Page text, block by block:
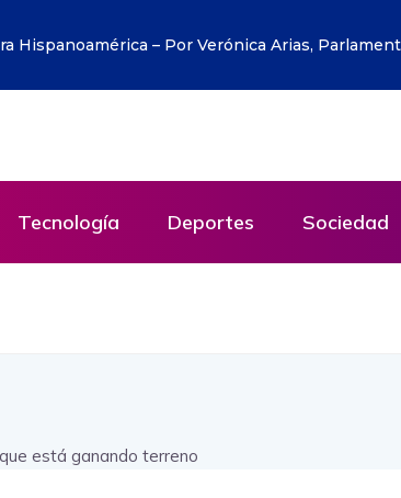
a trabajadores de EE.UU.
Tecnología Deportes Sociedad